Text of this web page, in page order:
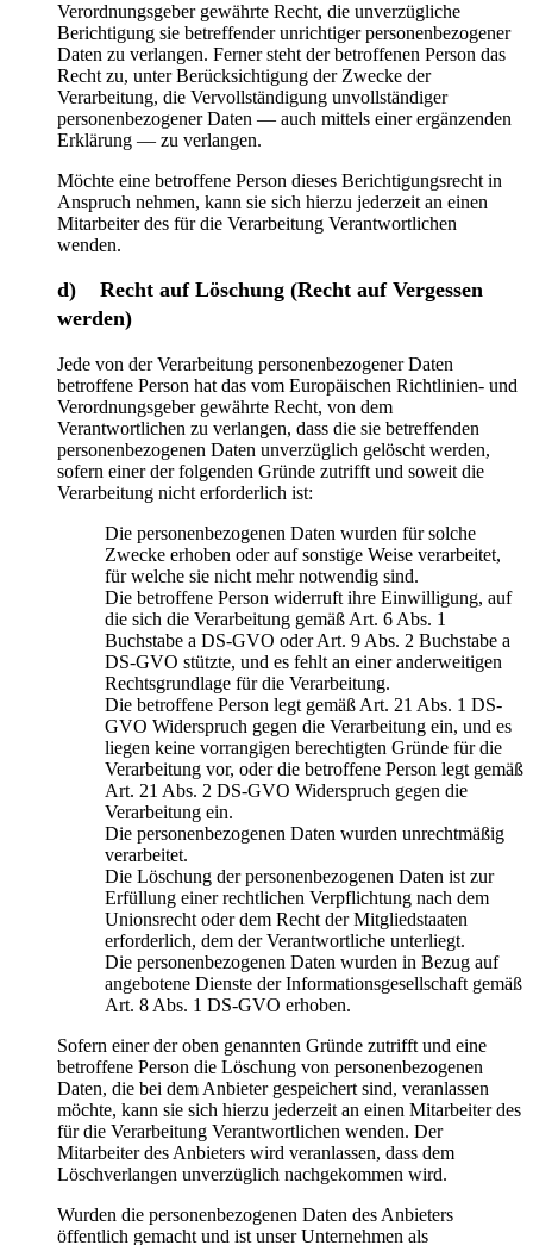
Verordnungsgeber gewährte Recht, die unverzügliche
Berichtigung sie betreffender unrichtiger personenbezogener
Daten zu verlangen. Ferner steht der betroffenen Person das
Recht zu, unter Berücksichtigung der Zwecke der
Verarbeitung, die Vervollständigung unvollständiger
personenbezogener Daten — auch mittels einer ergänzenden
Erklärung — zu verlangen.
Möchte eine betroffene Person dieses Berichtigungsrecht in
Anspruch nehmen, kann sie sich hierzu jederzeit an einen
Mitarbeiter des für die Verarbeitung Verantwortlichen
wenden.
d) Recht auf Löschung (Recht auf Vergessen
werden)
Jede von der Verarbeitung personenbezogener Daten
betroffene Person hat das vom Europäischen Richtlinien- und
Verordnungsgeber gewährte Recht, von dem
Verantwortlichen zu verlangen, dass die sie betreffenden
personenbezogenen Daten unverzüglich gelöscht werden,
sofern einer der folgenden Gründe zutrifft und soweit die
Verarbeitung nicht erforderlich ist:
Die personenbezogenen Daten wurden für solche
Zwecke erhoben oder auf sonstige Weise verarbeitet,
für welche sie nicht mehr notwendig sind.
Die betroffene Person widerruft ihre Einwilligung, auf
die sich die Verarbeitung gemäß Art. 6 Abs. 1
Buchstabe a DS-GVO oder Art. 9 Abs. 2 Buchstabe a
DS-GVO stützte, und es fehlt an einer anderweitigen
Rechtsgrundlage für die Verarbeitung.
Die betroffene Person legt gemäß Art. 21 Abs. 1 DS-
GVO Widerspruch gegen die Verarbeitung ein, und es
liegen keine vorrangigen berechtigten Gründe für die
Verarbeitung vor, oder die betroffene Person legt gemäß
Art. 21 Abs. 2 DS-GVO Widerspruch gegen die
Verarbeitung ein.
Die personenbezogenen Daten wurden unrechtmäßig
verarbeitet.
Die Löschung der personenbezogenen Daten ist zur
Erfüllung einer rechtlichen Verpflichtung nach dem
Unionsrecht oder dem Recht der Mitgliedstaaten
erforderlich, dem der Verantwortliche unterliegt.
Die personenbezogenen Daten wurden in Bezug auf
angebotene Dienste der Informationsgesellschaft gemäß
Art. 8 Abs. 1 DS-GVO erhoben.
Sofern einer der oben genannten Gründe zutrifft und eine
betroffene Person die Löschung von personenbezogenen
Daten, die bei dem Anbieter gespeichert sind, veranlassen
möchte, kann sie sich hierzu jederzeit an einen Mitarbeiter des
für die Verarbeitung Verantwortlichen wenden. Der
Mitarbeiter des Anbieters wird veranlassen, dass dem
Löschverlangen unverzüglich nachgekommen wird.
Wurden die personenbezogenen Daten des Anbieters
öffentlich gemacht und ist unser Unternehmen als